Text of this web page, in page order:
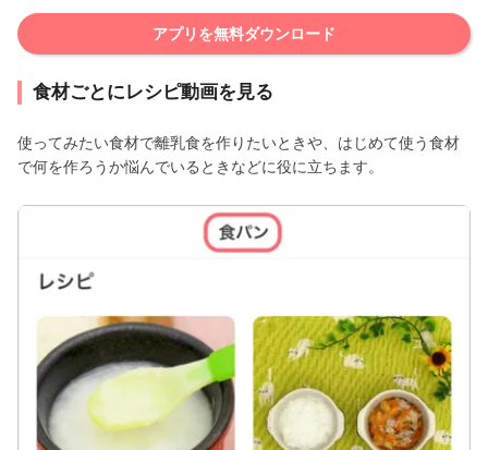
アプリを無料ダウンロード
食材ごとにレシピ動画を見る
使ってみたい食材で離乳食を作りたいときや、はじめて使う食材
で何を作ろうか悩んでいるときなどに役に立ちます。